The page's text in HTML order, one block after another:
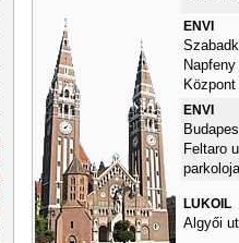
ENVI
ENVI
Feltaro
LUKOIL
Algyői ut